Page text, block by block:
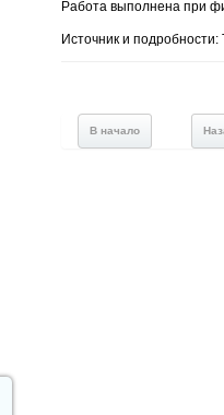
Работа выполнена при
Источник и
В начало